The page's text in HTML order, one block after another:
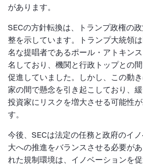
があります。
SECの方針転換は、トランプ政権の
整を示しています。トランプ大統領
名な提唱者であるポール・アトキン
名しており、機関と行政トップとの
促進していました。しかし、この動
家の間で懸念を引き起こしており、
投資家にリスクを増大させる可能性
す。
今後、SECは法定の任務と政府のイ
大への推進をバランスさせる必要が
れた規制環境は、イノベーションを